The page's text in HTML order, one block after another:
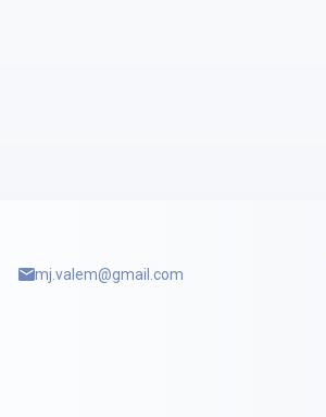
mj.valem@gmail.com